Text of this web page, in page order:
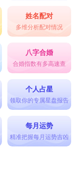
，他们表明上
玩的人来说，共
们是一路人，那
较好的印象。所
，并且发掘你们
这么开朗的人不会
的。
们是一个事业
姓名配对
多维分析配对情况
八字合婚
合婚指数有多高速查
个人占星
领取你的专属星盘报告
每月运势
精准把握每月运势吉凶